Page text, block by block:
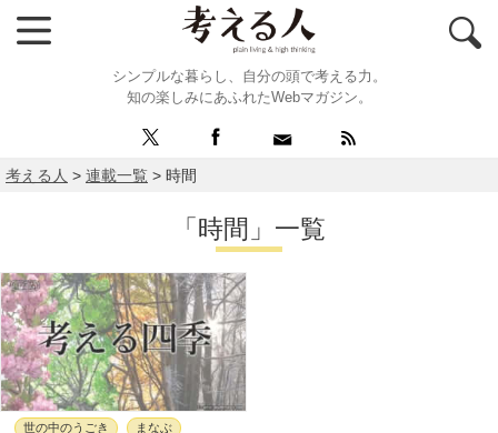
シンプルな暮らし、自分の頭で考える力。
知の楽しみにあふれたWebマガジン。
考える人 > 連載一覧 > 時間
「時間」一覧
世の中のうごき
まなぶ